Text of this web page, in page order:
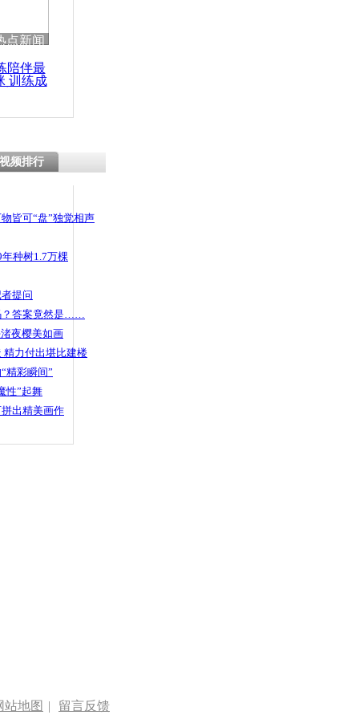
点新闻
陪伴最
训练成
频排行
皆可“盘”独觉相声
种树1.7万棵
提问
？答案竟然是……
夜樱美如画
精力付出堪比建楼
精彩瞬间”
性”起舞
出精美画作
站地图 | 留言反馈